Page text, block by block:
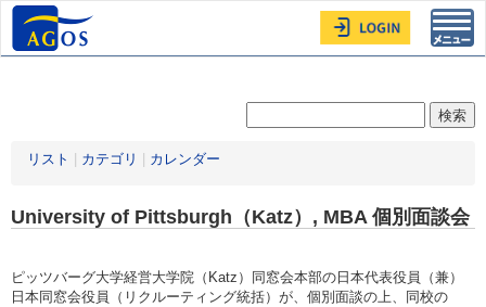
リスト カテゴリ カレンダー
University of Pittsburgh（Katz）, MBA 個別面談会
ピッツバーグ大学経営大学院（Katz）同窓会本部の日本代表役員（兼）
日本同窓会役員（リクルーティング統括）が、個別面談の上、同校の